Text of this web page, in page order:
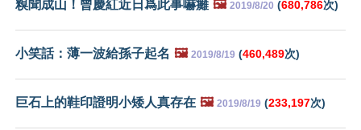
糗聞成山！曾慶紅近日爲此事嚇癱 🖼️ 2019/8/20 (680,786次)
小笑話：薄一波給孫子起名 🖼️ 2019/8/19 (460,489次)
巨石上的鞋印證明小矮人真存在 🖼️ 2019/8/19 (233,197次)